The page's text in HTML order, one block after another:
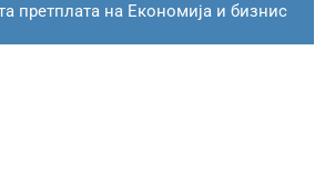
претплата на Економија и бизнис